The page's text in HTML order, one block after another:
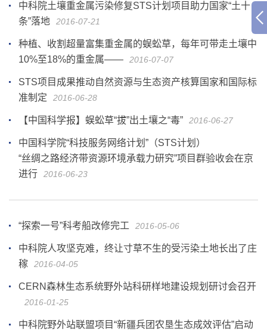
中科院土壤重金属污染修复STS计划项目助力国家“土十
条”落地
2016-07-21
种植、收割超量富集重金属的蜈蚣草，每年可带走土壤中
10%至18%的重金属——
2016-07-07
STS项目成果推动自然资源与生态资产核算国家和国际标
准制定
2016-06-28
【中国科学报】蜈蚣草“拔”出土壤之“毒” 2016-06-27
中国科学院“科技服务网络计划”（STS计划）
“丝绸之路经济带资源环境承载力研究”项目群验收会在京
进行
2016-06-23
“探索一号”科考船改修完工 2016-05-06
中科院人攻坚克难，终让寸草不生的受污染土地长出了庄
稼
2016-04-05
CERN森林生态系统野外站科研样地建设规划研讨会召开
2016-01-25
中科院野外站联盟项目“新疆兵团农垦生态成效评估”启动